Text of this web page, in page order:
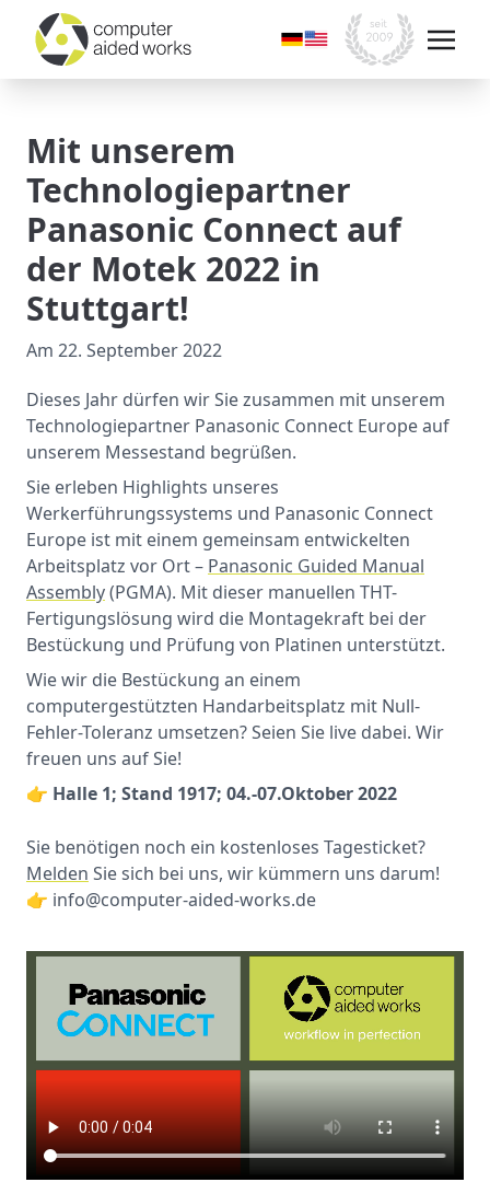
Mit unserem
Technologiepartner
Panasonic Connect auf
der Motek 2022 in
Stuttgart!
Am 22. September 2022
Dieses Jahr dürfen wir Sie zusammen mit unserem
Technologiepartner Panasonic Connect Europe auf
unserem Messestand begrüßen.
Sie erleben Highlights unseres
Werkerführungssystems und Panasonic Connect
Europe ist mit einem gemeinsam entwickelten
Arbeitsplatz vor Ort – Panasonic Guided Manual
Assembly(PGMA). Mit dieser manuellen THT-
Fertigungslösung wird die Montagekraft bei der
Bestückung und Prüfung von Platinen unterstützt.
Wie wir die Bestückung an einem
computergestützten Handarbeitsplatz mit Null-
Fehler-Toleranz umsetzen? Seien Sie live dabei. Wir
freuen uns auf Sie!
👉 Halle 1; Stand 1917; 04.-07.Oktober 2022
Sie benötigen noch ein kostenloses Tagesticket?
Melden Sie sich bei uns, wir kümmern uns darum!
👉 info@computer-aided-works.de